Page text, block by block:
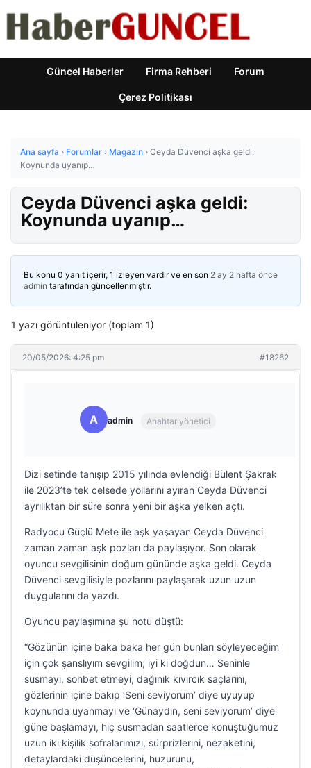
Güncel Haberler Firma Rehberi Forum
Çerez Politikası
Ana sayfa › Forumlar › Magazin › Ceyda Düvenci aşka geldi:
Koynunda uyanıp…
Ceyda Düvenci aşka geldi:
Koynunda uyanıp…
Bu konu 0 yanıt içerir, 1 izleyen vardır ve en son 2 ay 2 hafta önce
admin tarafından güncellenmiştir.
1 yazı görüntüleniyor (toplam 1)
20/05/2026: 4:25 pm #18262
A admin Anahtar yönetici
Dizi setinde tanışıp 2015 yılında evlendiği Bülent Şakrak
ile 2023’te tek celsede yollarını ayıran Ceyda Düvenci
ayrılıktan bir süre sonra yeni bir aşka yelken açtı.
Radyocu Güçlü Mete ile aşk yaşayan Ceyda Düvenci
zaman zaman aşk pozları da paylaşıyor. Son olarak
oyuncu sevgilisinin doğum gününde aşka geldi. Ceyda
Düvenci sevgilisiyle pozlarını paylaşarak uzun uzun
duygularını da yazdı.
Oyuncu paylaşımına şu notu düştü:
“Gözünün içine baka baka her gün bunları söyleyeceğim
için çok şanslıyım sevgilim; iyi ki doğdun… Seninle
susmayı, sohbet etmeyi, dağınık kıvırcık saçlarını,
gözlerinin içine bakıp ‘Seni seviyorum’ diye uyuyup
koynunda uyanmayı ve ‘Günaydın, seni seviyorum’ diye
güne başlamayı, hiç susmadan saatlerce konuştuğumuz
uzun iki kişilik sofralarımızı, sürprizlerini, nezaketini,
detaylardaki düşüncelerini, huzurunu,